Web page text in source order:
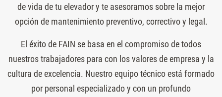
de vida de tu elevador y te asesoramos sobre la mejor
opción de mantenimiento preventivo, correctivo y legal.
El éxito de FAIN se basa en el compromiso de todos
nuestros trabajadores para con los valores de empresa y la
cultura de excelencia. Nuestro equipo técnico está formado
por personal especializado y con un profundo